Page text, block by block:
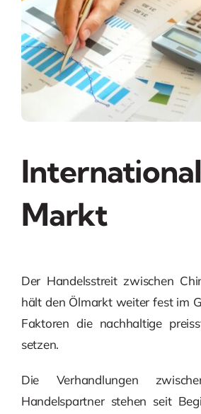
Markt
Der Handelsstreit zwischen
hält den Ölmarkt weiter fest im
Faktoren die nachhaltige
setzen.
Die Verhandlungen
Handelspartner stehen seit